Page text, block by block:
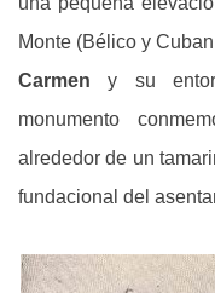
Monte (Bélico y
Carmen y su
monumento
alrededor de un
fundacional del